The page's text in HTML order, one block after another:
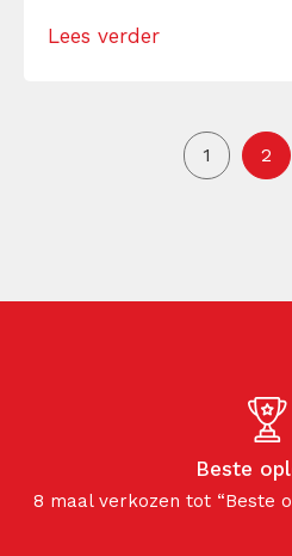
waarop ze hun
Lees verder
1 2
Beste
8 maal verkozen tot “Beste